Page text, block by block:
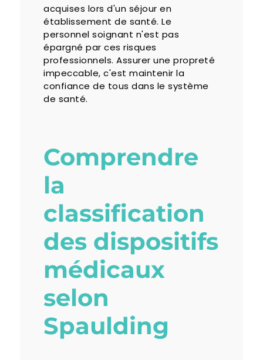
acquises lors d'un séjour en
établissement de santé. Le
personnel soignant n'est pas
épargné par ces risques
professionnels. Assurer une propreté
impeccable, c'est maintenir la
confiance de tous dans le système
de santé.
Comprendre
la
classification
des dispositifs
médicaux
selon
Spaulding